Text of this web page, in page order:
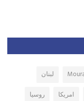
لبنان
امريكا
روسيا